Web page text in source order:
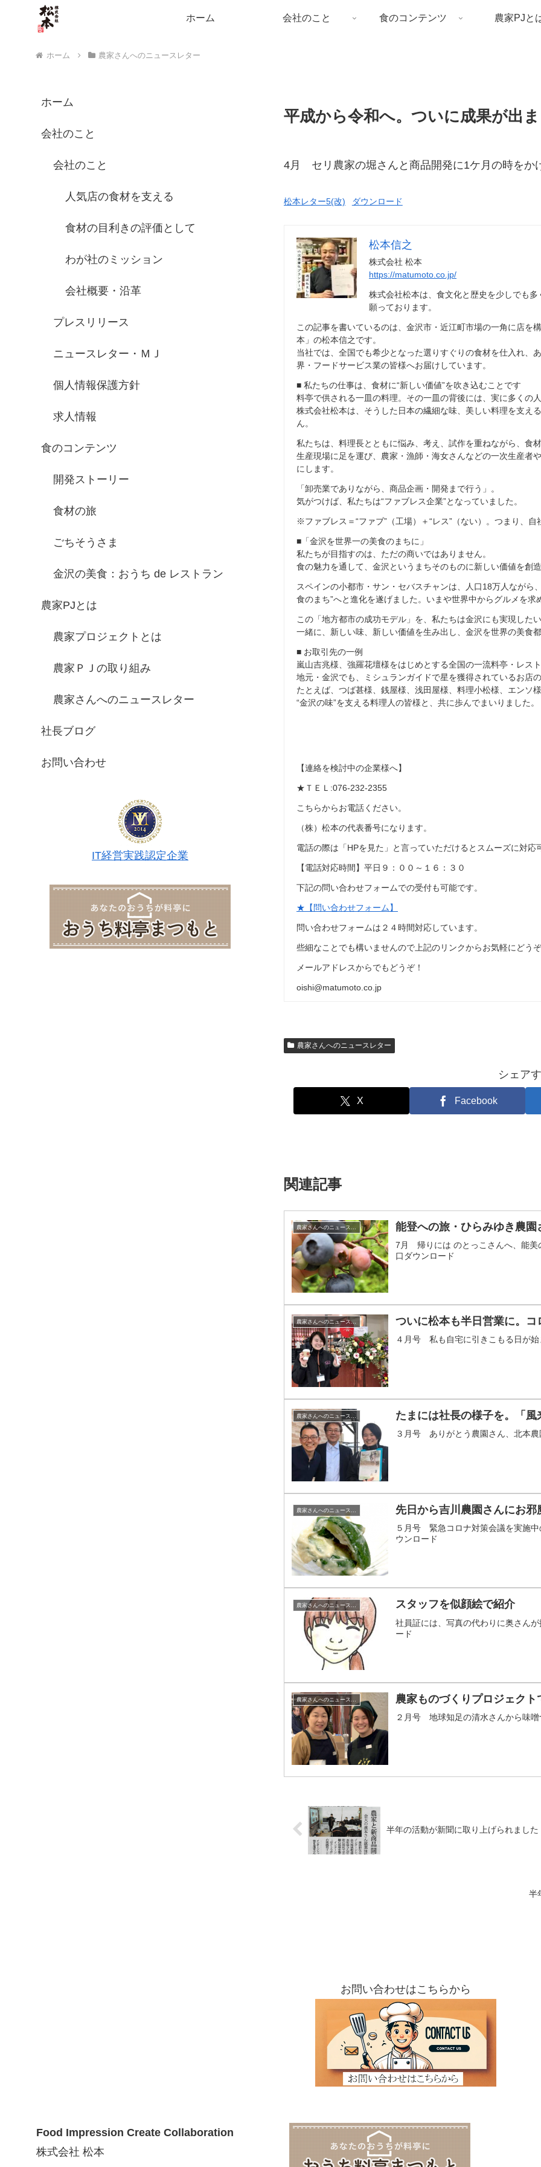
ホーム 会社のこと 食のコンテンツ 農家PJと
ホーム 農家さんへのニュースレター
平成から令和へ。ついに成果が出ま
4月 セリ農家の堀さんと商品開発に1ケ月の時をか
松本レター5(改) ダウンロード
松本信之
株式会社 松本
https://matumoto.co.jp/
株式会社松本は、食文化と歴史を少しでも
願っております。
この記事を書いているのは、金沢市・近江町市場の一角に店を
本」の松本信之です。
当社では、全国でも希少となった選りすぐりの食材を仕入れ、
界・フードサービス業の皆様へお届けしています。
■ 私たちの仕事は、食材に“新しい価値”を吹き込むことです
料亭で供される一皿の料理。その一皿の背後には、実に多くの
株式会社松本は、そうした日本の繊細な味、美しい料理を支え
ん。
私たちは、料理長とともに悩み、考え、試作を重ねながら、食
生産現場に足を運び、農家・漁師・海女さんなどの一次生産者
にします。
「卸売業でありながら、商品企画・開発まで行う」。
気がつけば、私たちは“ファブレス企業”となっていました。
※ファブレス＝“ファブ”（工場）＋“レス”（ない）。つまり、
■「金沢を世界一の美食のまちに」
私たちが目指すのは、ただの商いではありません。
食の魅力を通して、金沢というまちそのものに新しい価値を創造
スペインの小都市・サン・セバスチャンは、人口18万人ながら
食のまち”へと進化を遂げました。いまや世界中からグルメを求
この「地方都市の成功モデル」を、私たちは金沢にも実現したい
一緒に、新しい味、新しい価値を生み出し、金沢を世界の美食
■ お取引先の一例
嵐山吉兆様、強羅花壇様をはじめとする全国の一流料亭・レスト
地元・金沢でも、ミシュランガイドで星を獲得されているお店
たとえば、つば甚様、銭屋様、浅田屋様、料理小松様、エン
“金沢の味”を支える料理人の皆様と、共に歩んでまいりました。
【連絡を検討中の企業様へ】
★ＴＥＬ:076-232-2355
こちらからお電話ください。
（株）松本の代表番号になります。
電話の際は「HPを見た」と言っていただけるとスムーズに対応
【電話対応時間】平日９：００～１６：３０
下記の問い合わせフォームでの受付も可能です。
★【問い合わせフォーム】
問い合わせフォームは２４時間対応しています。
些細なことでも構いませんので上記のリンクからお気軽にどうぞ
メールアドレスからでもどうぞ！
oishi@matumoto.co.jp
農家さんへのニュースレター
シェア
X Facebook
関連記事
能登への旅・ひらみゆき農園
7月 帰りには のとっこさんへ、能美
口ダウンロード
農家さんへのニュースレター ついに松本も半日営業に。
４月号 私も自宅に引きこもる日が
農家さんへのニュースレター たまには社長の様子を。「風
３月号 ありがとう農園さん、北本
農家さんへのニュースレター 先日から吉川農園さんにお邪
５月号 緊急コロナ対策会議を実施
ウンロード
スタッフを似顔絵で紹介
社員証には、写真の代わりに奥さん
ード
農家ものづくりプロジェクト
２月号 地球知足の清水さんから味
半年の活動が新聞に取り上げられました
半
ホーム
会社のこと
会社のこと
人気店の食材を支える
食材の目利きの評価として
わが社のミッション
会社概要・沿革
プレスリリース
ニュースレター・ＭＪ
個人情報保護方針
求人情報
食のコンテンツ
開発ストーリー
食材の旅
ごちそうさま
金沢の美食：おうち de レストラン
農家PJとは
農家プロジェクトとは
農家ＰＪの取り組み
農家さんへのニュースレター
社長ブログ
お問い合わせ
IT経営実践認定企業
お問い合わせはこちらから
Food Impression Create Collaboration
株式会社 松本